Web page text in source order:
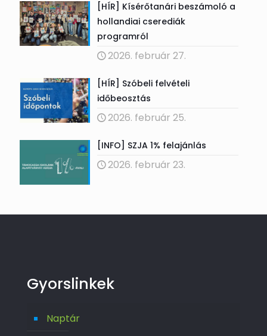
[HÍR] Kísérőtanári beszámoló a
hollandiai cserediák
programról
2026. február 27.
[HÍR] Szóbeli felvételi
időbeosztás
2026. február 25.
[INFO] SZJA 1% felajánlás
2026. február 23.
Gyorslinkek
Naptár